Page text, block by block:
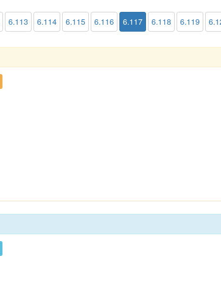
6.113 6.114 6.115 6.116 6.117 6.118 6.119